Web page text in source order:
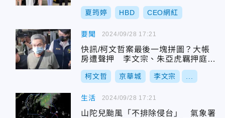
「善心循環」
夏筠婷 HBD CEO網紅
要聞
快訊/柯文哲案最後一塊拼圖？大帳
房遭聲押 李文宗、朱亞虎羈押庭定
18:50召開
柯文哲 京華城 李文宗
2024/09/28 17:21
生活
山陀兒颱風「不排除侵台」 氣象署
2024/09/28 17:21